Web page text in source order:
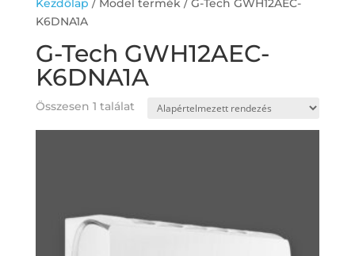
Kezdőlap / Model termék / G-Tech GWH12AEC-
K6DNA1A
G-Tech GWH12AEC-
K6DNA1A
Összesen 1 találat